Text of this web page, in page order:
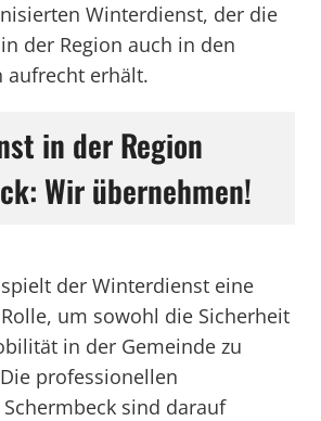
Winterdienst, der die
der Region auch in den
aufrecht erhält.
in der Region
Wir übernehmen!
der Winterdienst eine
um sowohl die Sicherheit
in der Gemeinde zu
professionellen
sind darauf